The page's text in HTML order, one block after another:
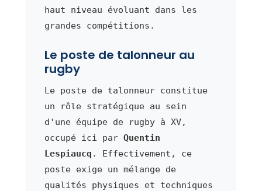
haut niveau évoluant dans les
grandes compétitions.
Le poste de talonneur au
rugby
Le poste de talonneur constitue
un rôle stratégique au sein
d'une équipe de rugby à XV,
occupé ici par Quentin
Lespiaucq . Effectivement, ce
poste exige un mélange de
qualités physiques et techniques